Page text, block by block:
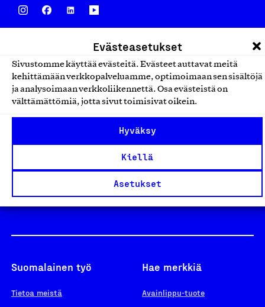
Evästeasetukset
Sivustomme käyttää evästeitä. Evästeet auttavat meitä
kehittämään verkkopalveluamme, optimoimaan sen sisältöjä
ja analysoimaan verkkoliikennettä. Osa evästeistä on
välttämättömiä, jotta sivut toimisivat oikein.
Hyväksy
Kiellä
Asetukset
Design From Finland
Yhteiskunnallinen Yritys -merkki
Suomalainen työ
Tietoa meistä
Hae merkkiä
Avainlippu-tuote